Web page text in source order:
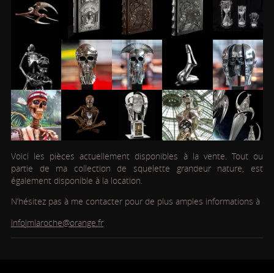
Voici les pièces actuellement disponibles à la vente. Tout ou
partie de ma collection de squelette grandeur nature, est
également disponible à la location.
N’hésitez pas à me contacter pour de plus amples informations à
infojmlaroche@orange.fr